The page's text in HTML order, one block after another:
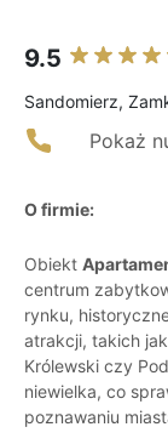
9.5
Sandomierz,
Pokaż
O firmie:
Obiekt
centrum
rynku,
atrakcji, takich
Królewski czy
niewielka, co
poznawaniu